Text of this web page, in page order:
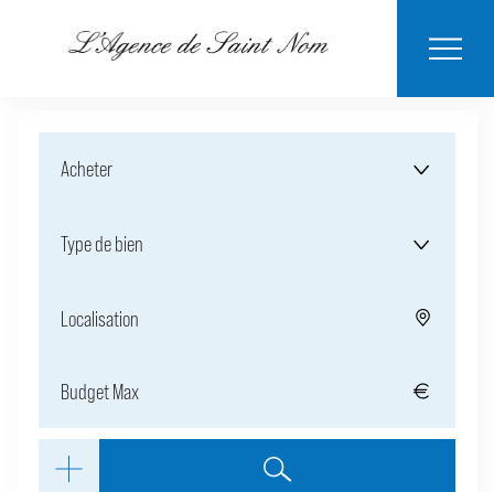
LOUER
BIENS
NOTRE
ESTIMER MON
Acheter
Type de bien
Localisation